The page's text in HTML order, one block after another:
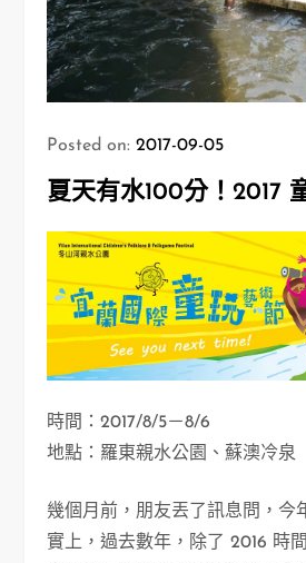
Posted on:2017-09-05
夏天有水100分！2017
時間：2017/8/5－8/6
地點：羅東親水公園、蘇澳冷泉
幾個月前，朋友丟了訊息問，今
實上，過去數年，除了 2016 時